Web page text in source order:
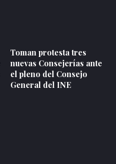
Toman protesta tres
nuevas Consejerías ante
el pleno del Consejo
General del INE